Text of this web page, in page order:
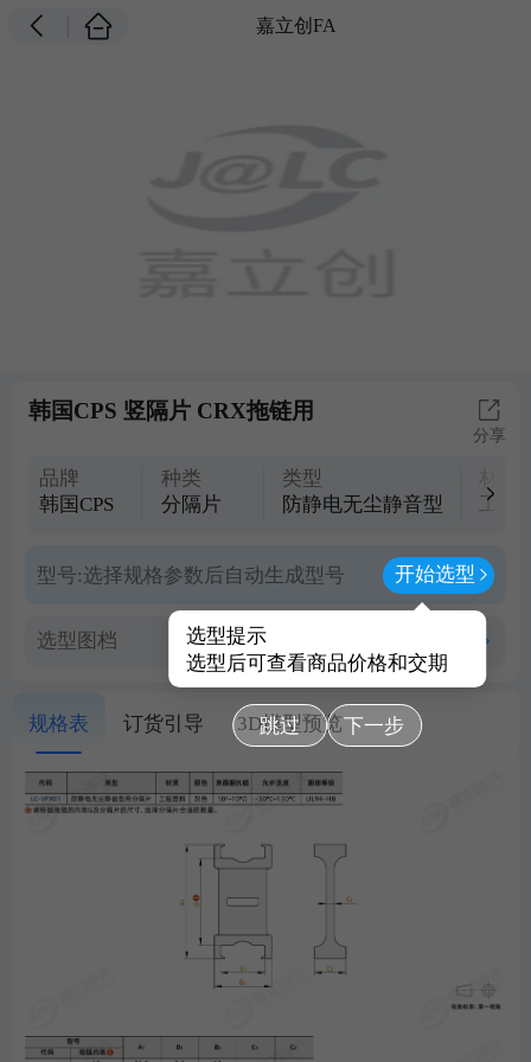
嘉立创FA
韩国CPS 竖隔片 CRX拖链用
分享
品牌
韩国CPS
种类
分隔片
类型
防静电无尘静音型
工程
型号:选择规格参数后自动生成型号 开始选型
选型提示
选型后可查看商品价格和交期
跳过 下一步
选型图档
规格表 订货引导 3D模型预览